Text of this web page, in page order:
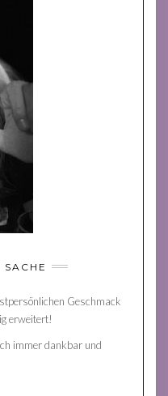
Geschmack
erweitert!
immer dankbar und